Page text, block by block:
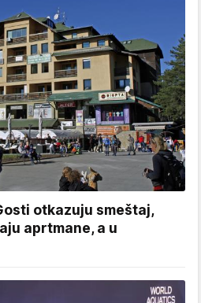
otkazuju smeštaj,
aprtmane, a u